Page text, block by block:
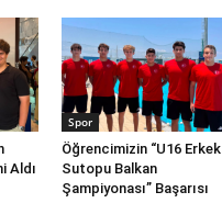
Aldı
Spor
Öğrencimizin “U16 Erkek
Sutopu Balkan
Şampiyonası” Başarısı